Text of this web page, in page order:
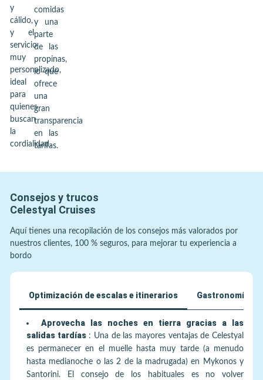
y
cálido,
y el
servicio
muy
personalizado,
ideal
para
quienes
buscan
la
cordialidad.
comidas
y una
parte
de las
propinas,
lo que
ofrece
una
gran
transparencia
en las
tarifas.
Consejos y trucos
Celestyal Cruises
Aquí tienes una recopilación de los consejos más valorados por
nuestros clientes, 100 % seguros, para mejorar tu experiencia a
bordo
Optimización de escalas e itinerarios Gastronomía y
Aprovecha las noches en tierra gracias a las
salidas tardías : Una de las mayores ventajas de Celestyal
es permanecer en el muelle hasta muy tarde (a menudo
hasta medianoche o las 2 de la madrugada) en Mykonos y
Santorini. El consejo de los habituales es no volver